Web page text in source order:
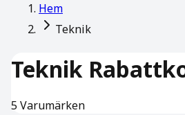
Hem
Teknik
Teknik
5Varumärken